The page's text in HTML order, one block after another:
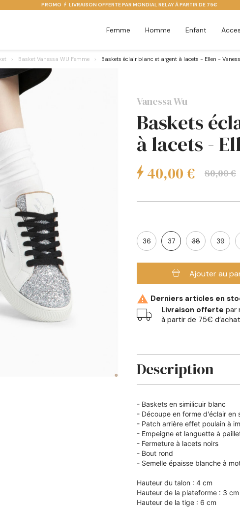
PROMO LIVRAISON OFFERTE PAR MONDIAL RELAY À PARTIR DE 75€
Femme Homme Enfant
Basket Vanessa WU Femme Baskets éclair blanc et argent à lacets - Ellen -
Vanessa Wu
Baskets
à lacets -
40,00 € 80,00 €
36 37 38 39
Ajouter au
 Derniers articles en
Livraison offerte par
à partir de 75€ d’achat
Description
- Baskets en similicuir blanc
- Découpe en forme d'éclair en
- Patch arrière effet poulain à
- Empeigne et languette à
- Fermeture à lacets noirs
- Bout rond
- Semelle épaisse blanche à
Hauteur du talon : 4 cm
Hauteur de la plateforme : 3 cm
Hauteur de la tige : 6 cm